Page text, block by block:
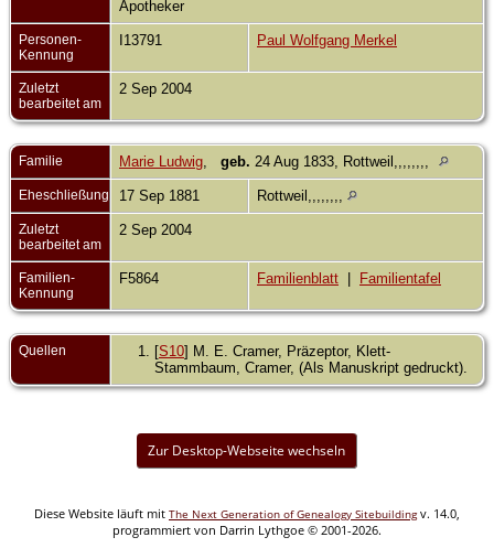
Apotheker
Personen-
Kennung
I13791 Paul Wolfgang Merkel
Zuletzt
bearbeitet am
2 Sep 2004
Familie Marie Ludwig geb. 24 Aug 1833, Rottweil,,,,,,,,
Eheschließung 17 Sep 1881 Rottweil,,,,,,,,
Zuletzt
bearbeitet am
2 Sep 2004
Familien-
Kennung
F5864 Familienblatt Familientafel
Quellen [S10] M. E. Cramer, Präzeptor, Klett-
Stammbaum, Cramer, (Als Manuskript gedruckt).
Zur Desktop-Webseite wechseln
Diese Website läuft mit The Next Generation of Genealogy Sitebuildingv. 14.0,
programmiert von Darrin Lythgoe © 2001-2026.